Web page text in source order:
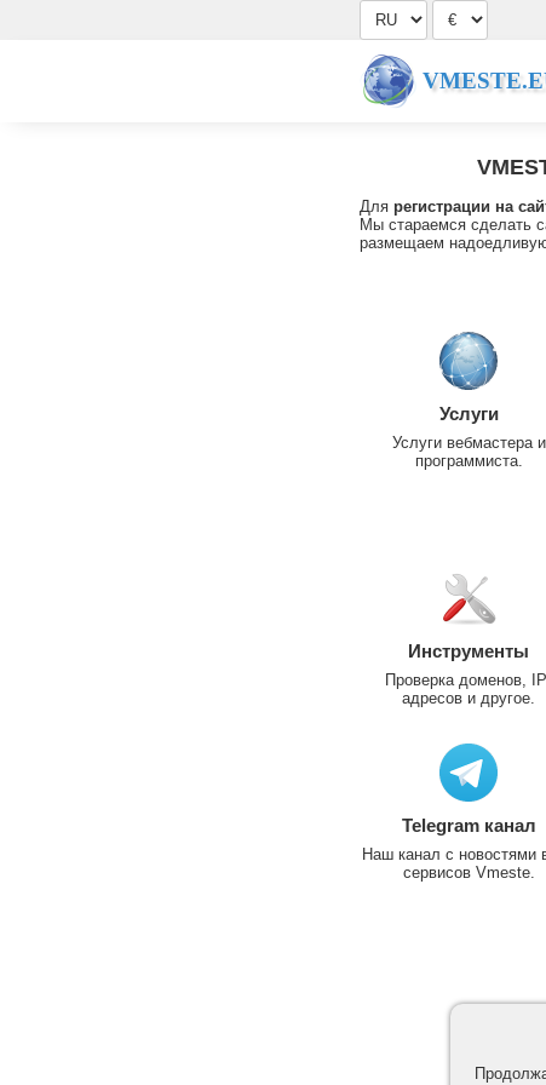
Для регистрации на
Мы стараемся сделать
размещаем
Услуги
Услуги вебмастера и
программиста.
Инструменты
Проверка доменов,
адресов и другое.
Telegram канал
Наш канал с новостями
сервисов Vmeste.